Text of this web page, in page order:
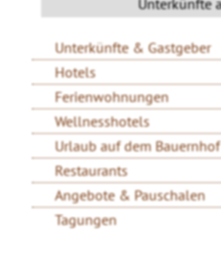
Unterkünfte & Gastgeber
Hotels
Ferienwohnungen
Wellnesshotels
Urlaub auf dem Bauernhof
Restaurants
Angebote & Pauschalen
Tagungen